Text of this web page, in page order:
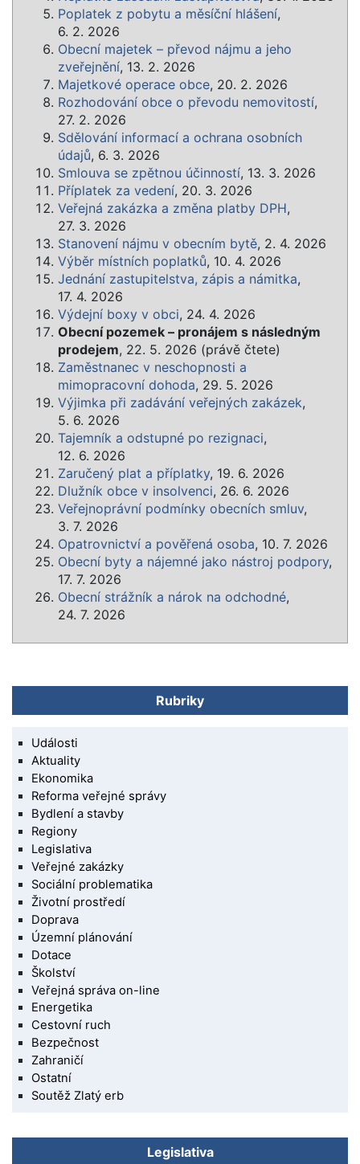
Poplatek z pobytu a měsíční hlášení,
6. 2. 2026
Obecní majetek – převod nájmu a jeho
zveřejnění, 13. 2. 2026
Majetkové operace obce, 20. 2. 2026
Rozhodování obce o převodu nemovitostí,
27. 2. 2026
Sdělování informací a ochrana osobních
údajů, 6. 3. 2026
Smlouva se zpětnou účinností, 13. 3. 2026
Příplatek za vedení, 20. 3. 2026
Veřejná zakázka a změna platby DPH,
27. 3. 2026
Stanovení nájmu v obecním bytě, 2. 4. 2026
Výběr místních poplatků, 10. 4. 2026
Jednání zastupitelstva, zápis a námitka,
17. 4. 2026
Výdejní boxy v obci, 24. 4. 2026
Obecní pozemek – pronájem s následným
prodejem, 22. 5. 2026 (právě čtete)
Zaměstnanec v neschopnosti a
mimopracovní dohoda, 29. 5. 2026
Výjimka při zadávání veřejných zakázek,
5. 6. 2026
Tajemník a odstupné po rezignaci,
12. 6. 2026
Zaručený plat a příplatky, 19. 6. 2026
Dlužník obce v insolvenci, 26. 6. 2026
Veřejnoprávní podmínky obecních smluv,
3. 7. 2026
Opatrovnictví a pověřená osoba, 10. 7. 2026
Obecní byty a nájemné jako nástroj podpory,
17. 7. 2026
Obecní strážník a nárok na odchodné,
24. 7. 2026
Rubriky
Události
Aktuality
Ekonomika
Reforma veřejné správy
Bydlení a stavby
Regiony
Legislativa
Veřejné zakázky
Sociální problematika
Životní prostředí
Doprava
Územní plánování
Dotace
Školství
Veřejná správa on-line
Energetika
Cestovní ruch
Bezpečnost
Zahraničí
Ostatní
Soutěž Zlatý erb
Legislativa